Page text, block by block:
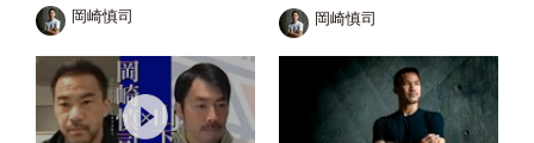
岡崎慎司 岡崎慎司